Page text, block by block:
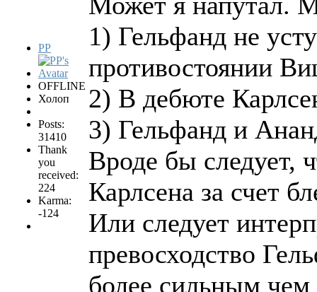
PP
OFFLINE
Холоп
Posts:
31410
Thank
you
received:
224
Karma:
-124
1) Гельфанд не
противостоянии
2) В дебюте
3) Гельфанд и
Вроде бы следует,
Карлсена за счет
Или следует
превосходство
более сильным чем